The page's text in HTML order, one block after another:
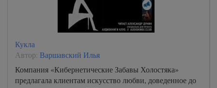
Кукла
Автор: Варшавский Илья
Компания «Кибернетические Забавы Холостяка»
предлагала клиентам искусство любви, доведенное до